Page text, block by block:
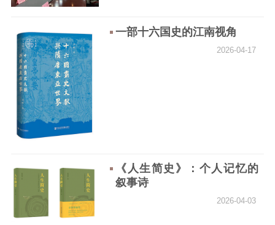
一部十六国史的江南视角
2026-04-17
《人生简史》：个人记忆的
叙事诗
2026-04-03